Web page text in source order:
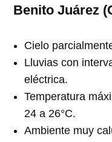
Benito Juárez
Cielo
Lluvias con
eléctrica.
Temperatura
24 a 26°C.
Ambiente muy